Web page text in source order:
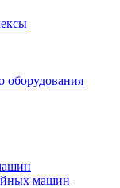
оборудования
машин